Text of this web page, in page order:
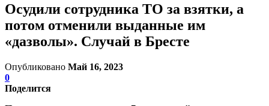
Осудили сотрудника ТО за взятки, а
потом отменили выданные им
«дазволы». Случай в Бресте
Опубликовано Май 16, 2023
0
Поделится